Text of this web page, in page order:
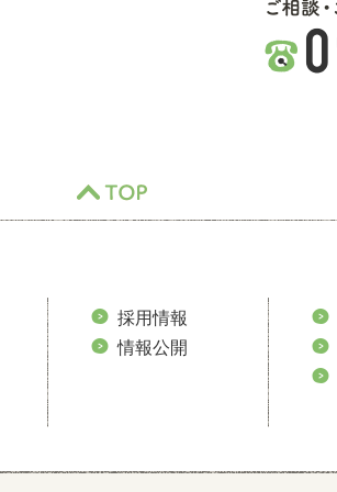
採用情報
情報公開